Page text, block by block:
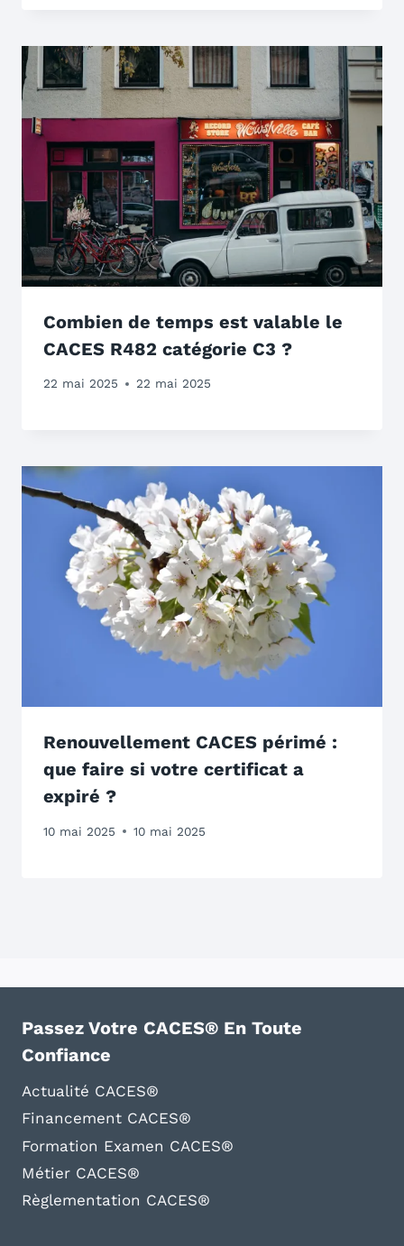
Combien de temps est valable le
CACES R482 catégorie C3 ?
22 mai 2025 22 mai 2025
Renouvellement CACES périmé :
que faire si votre certificat a
expiré ?
10 mai 2025 10 mai 2025
Passez Votre CACES® En Toute
Confiance
Actualité CACES®
Financement CACES®
Formation Examen CACES®
Métier CACES®
Règlementation CACES®